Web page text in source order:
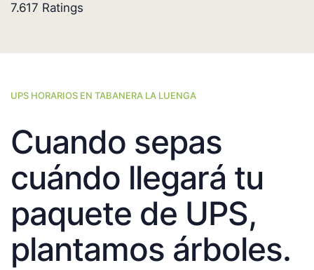
7.617 Ratings
UPS HORARIOS EN TABANERA LA LUENGA
Cuando sepas
cuándo llegará tu
paquete de UPS,
plantamos árboles.